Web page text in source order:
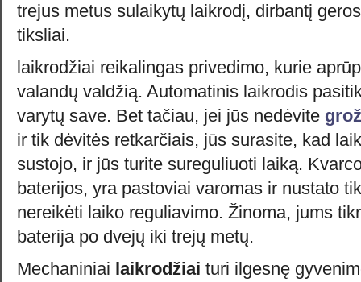
trejus metus sulaikytų laikrodį, dirbantį
tiksliai.
laikrodžiai reikalingas privedimo, kurie
valandų valdžią. Automatinis laikrodis
varytų save. Bet tačiau, jei jūs nedėvite
ir tik dėvitės retkarčiais, jūs surasite, kad
sustojo, ir jūs turite sureguliuoti laiką.
baterijos, yra pastoviai varomas ir nustato
nereikėti laiko reguliavimo. Žinoma, jums
baterija po dvejų iki trejų metų.
Mechaniniai laikrodžiai turi ilgesnę